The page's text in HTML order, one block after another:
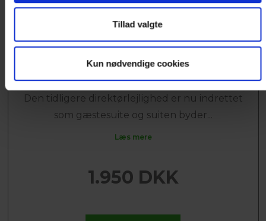
Tillad valgte
Kun nødvendige cookies
SUITE MED UDSIGT
Den tidligere direktørlejlighed er nu indrettet
som gæstesuite og suiten byder...
Læs mere
1.950 DKK